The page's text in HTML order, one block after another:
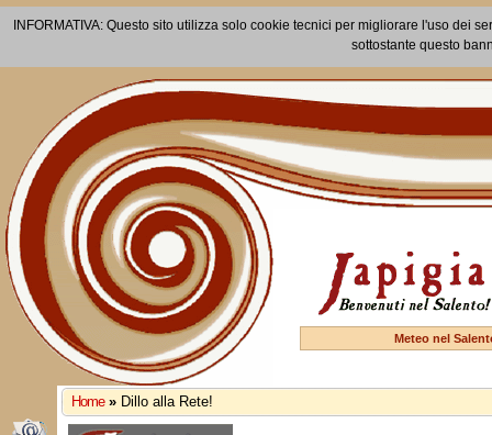
INFORMATIVA: Questo sito utilizza solo cookie tecnici per migliorare l'uso dei
sottostante questo
Meteo nel
Home » Dillo alla Rete!